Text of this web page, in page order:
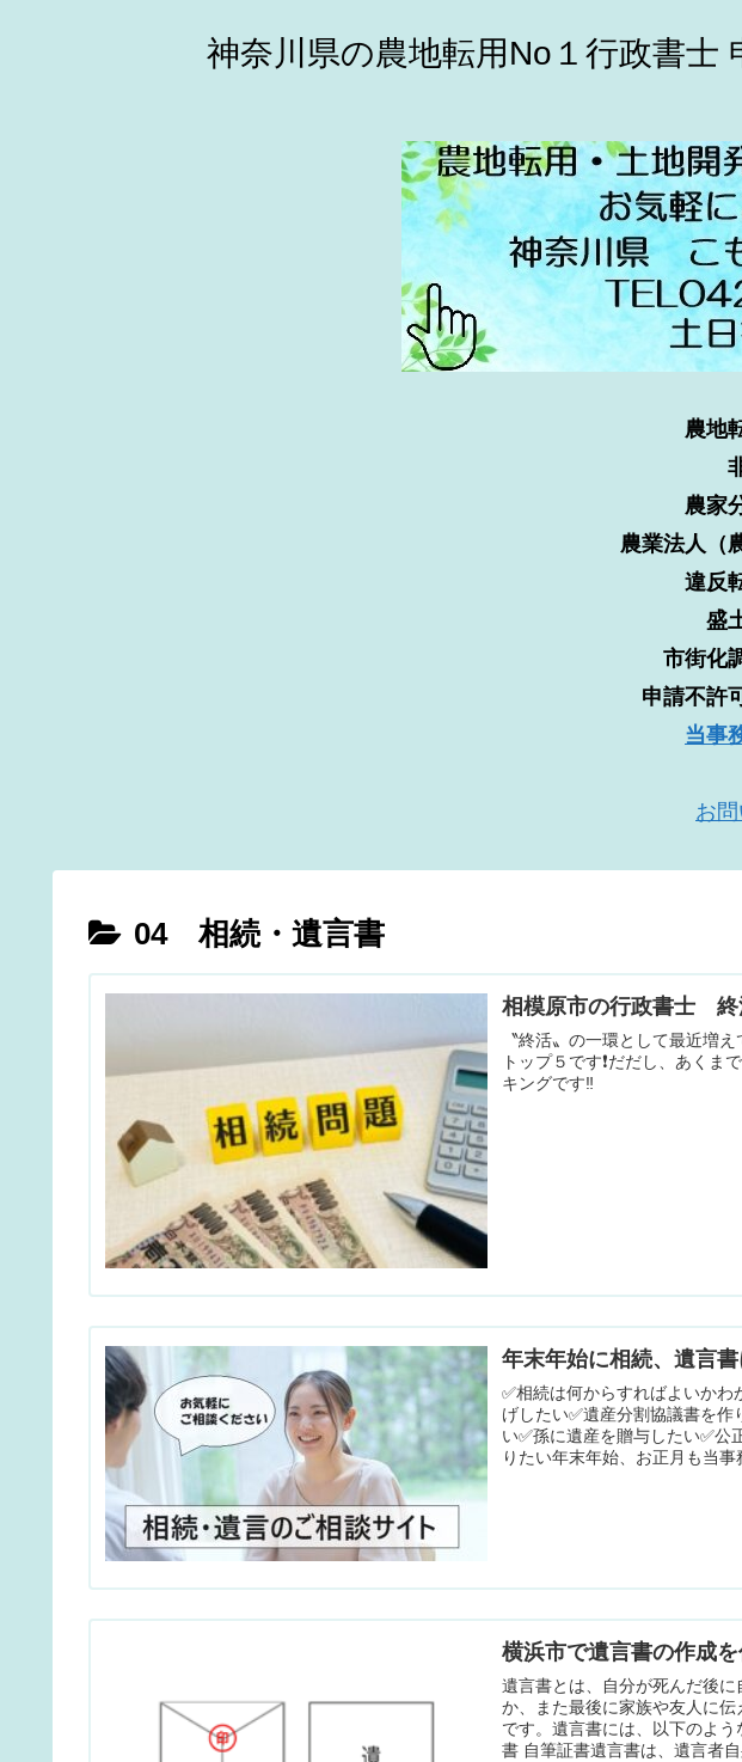
神奈川県の農地転用No１行政書士
農地
農家
農業法人（
違反
盛
市街化
申請不許
当事
お
04 相続・遺言書
相模原市の行政書士 終
〝終活〟の一環として最近増
トップ５です❗️だだし、あく
キングです‼️
年末年始に相続、遺言
✅相続は何からすればよいか
げしたい✅遺産分割協議書を作
い✅孫に遺産を贈与したい✅公
りたい年末年始、お正月も当事
横浜市で遺言書の作成
遺言書とは、自分が死んだ後
か、また最後に家族や友人に
です。遺言書には、以下のよ
書 自筆証書遺言書は、遺言者